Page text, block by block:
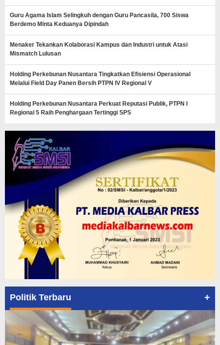
Guru Agama Islam Selingkuh dengan Guru Pancasila, 700 Siswa
Berdemo Minta Keduanya Dipindah
Menaker Tekankan Kolaborasi Kampus dan Industri untuk Atasi
Mismatch Lulusan
Holding Perkebunan Nusantara Tingkatkan Efisiensi Operasional
Melalui Field Day Panen Bersih PTPN IV Regional V
Holding Perkebunan Nusantara Perkuat Reputasi Publik, PTPN I
Regional 5 Raih Penghargaan Tertinggi SPS
Politik Terbaru +